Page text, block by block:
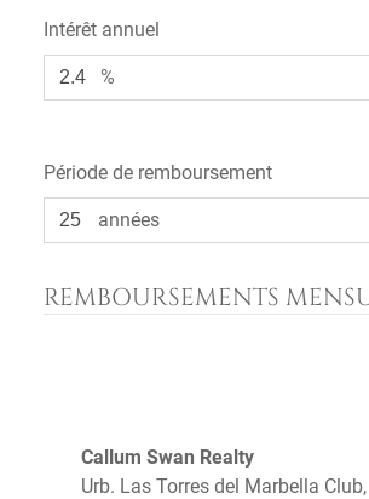
Intérêt annuel
%
Période de remboursement
années
REMBOURSEMENTS
Callum Swan Realty
Urb. Las Torres del Marbella